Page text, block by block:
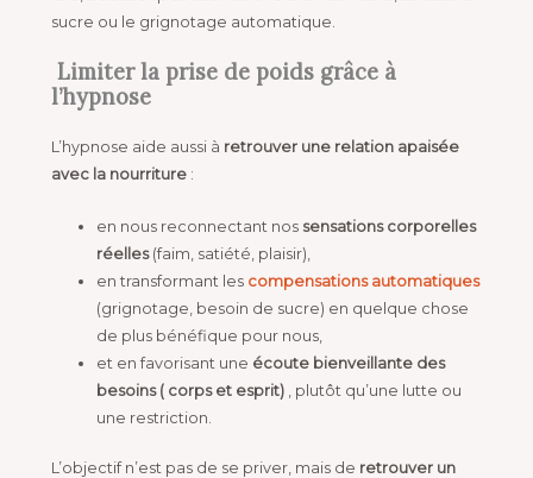
sucre ou le grignotage automatique.
Limiter la prise de poids grâce à
l’hypnose
L’hypnose aide aussi à retrouver une relation apaisée
avec la nourriture:
en nous reconnectant nos sensations corporelles
réelles(faim, satiété, plaisir),
en transformant les compensations automatiques
(grignotage, besoin de sucre) en quelque chose
de plus bénéfique pour nous,
et en favorisant une écoute bienveillante des
besoins ( corps et esprit)
, plutôt qu’une lutte ou
une restriction.
L’objectif n’est pas de se priver, mais de retrouver un